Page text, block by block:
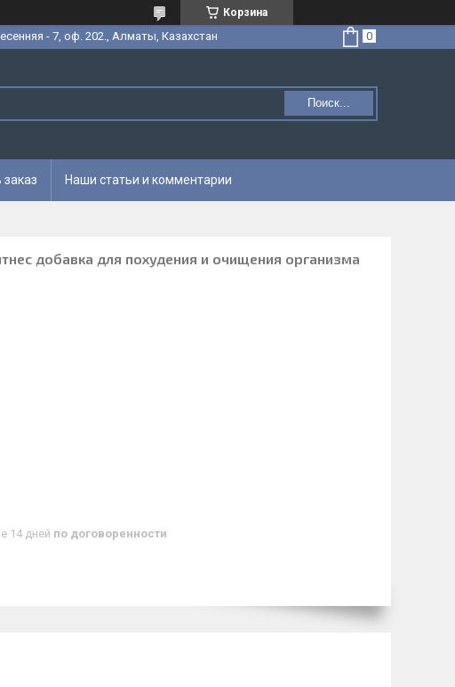
Корзина
- 7, оф. 202., Алматы, Казахстан
Поиск...
Наши статьи и комментарии
добавка для похудения и очищения организма
14 дней по договоренности